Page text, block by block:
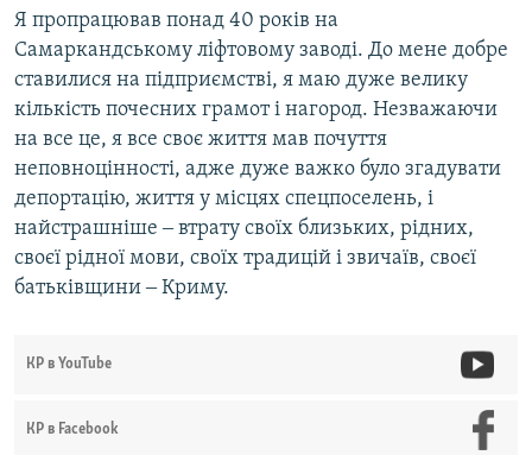
Я пропрацював понад 40 років на
Самаркандському ліфтовому заводі. До мене добре
ставилися на підприємстві, я маю дуже велику
кількість почесних грамот і нагород. Незважаючи
на все це, я все своє життя мав почуття
неповноцінності, адже дуже важко було згадувати
депортацію, життя у місцях спецпоселень, і
найстрашніше ‒ втрату своїх близьких, рідних,
своєї рідної мови, своїх традицій і звичаїв, своєї
батьківщини ‒ Криму.
КР в YouTube
КР в Facebook